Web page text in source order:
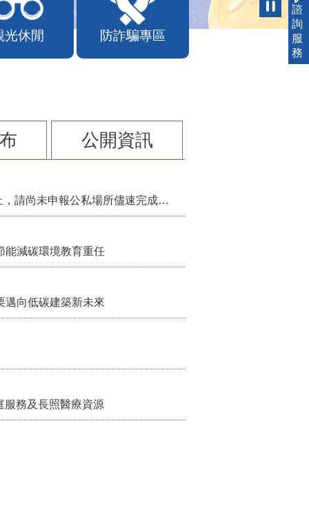
光休閒 防詐騙專區
公開資訊
115年第2季固定源空污費申報已於7月底截止，請尚未申報公私場所儘速完成申繳，以免面臨滯納金及罰鍰!
減碳環境教育重任
向低碳建築新未來
服務及長照醫療資源
諮
詢
服
務